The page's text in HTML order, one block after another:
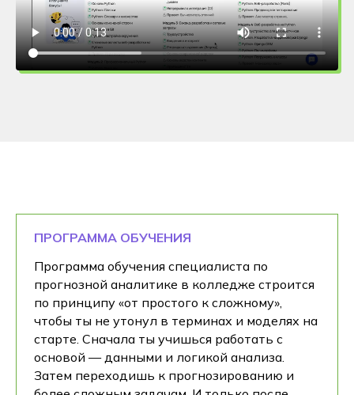
ПРОГРАММА ОБУЧЕНИЯ
Программа обучения специалиста по
прогнозной аналитике в колледже строится
по принципу «от простого к сложному»,
чтобы ты не утонул в терминах и моделях на
старте. Сначала ты учишься работать с
основой — данными и логикой анализа.
Затем переходишь к прогнозированию и